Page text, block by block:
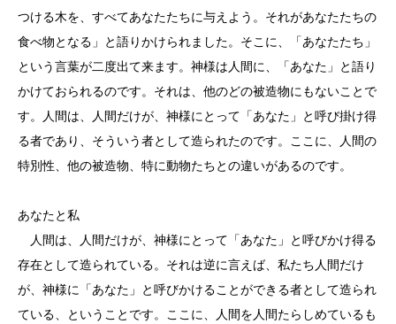
つける木を、すべてあなたたちに与えよう。それがあなたたちの
食べ物となる」と語りかけられました。そこに、「あなたたち」
という言葉が二度出て来ます。神様は人間に、「あなた」と語り
かけておられるのです。それは、他のどの被造物にもないことで
す。人間は、人間だけが、神様にとって「あなた」と呼び掛け得
る者であり、そういう者として造られたのです。ここに、人間の
特別性、他の被造物、特に動物たちとの違いがあるのです。
あなたと私
人間は、人間だけが、神様にとって「あなた」と呼びかけ得る
存在として造られている。それは逆に言えば、私たち人間だけ
が、神様に「あなた」と呼びかけることができる者として造られ
ている、ということです。ここに、人間を人間たらしめているも